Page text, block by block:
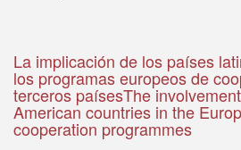
La implicación de los países
los programas europeos de
terceros paísesThe
American countries in the
cooperation programmes